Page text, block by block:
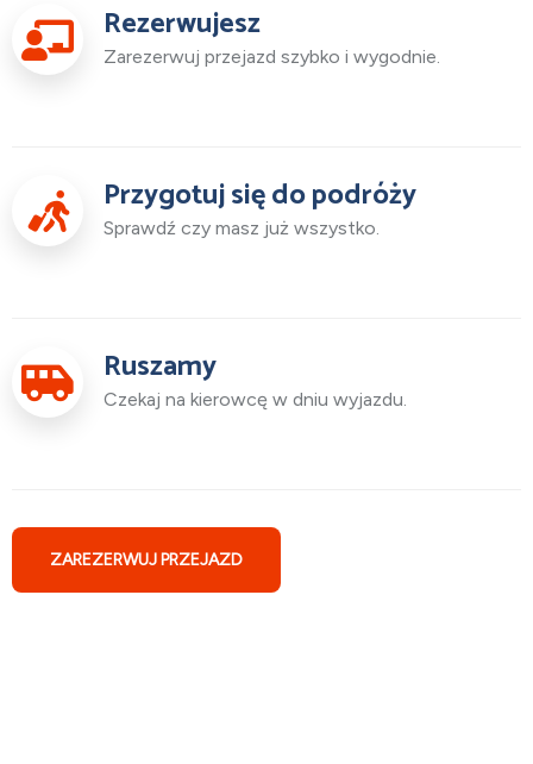
Rezerwujesz
Zarezerwuj przejazd szybko i wygodnie.
Przygotuj się do podróży
Sprawdź czy masz już wszystko.
Ruszamy
Czekaj na kierowcę w dniu wyjazdu.
ZAREZERWUJ PRZEJAZD